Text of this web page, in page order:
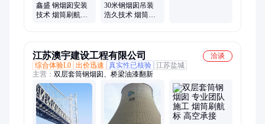
鑫盛 钢烟囱安装
技术 烟筒刷航标
30米钢烟囱吊装
浩久技术 烟筒刷
江苏澳宇建设工程有限公司
洽谈
综合体验L0 出价迅速 真实性已核验 江苏盐城
主营： 双层套筒钢烟囱、桥梁油漆翻新